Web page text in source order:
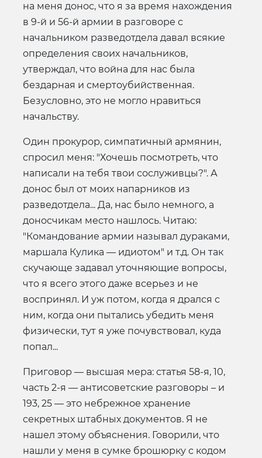
на меня донос, что я за время нахождения
в 9-й и 56-й армии в разговоре с
начальником разведотдела давал всякие
определения своих начальников,
утверждал, что война для нас была
бездарная и смертоубийственная.
Безусловно, это не могло нравиться
начальству.
Один прокурор, симпатичный армянин,
спросил меня: "Хочешь посмотреть, что
написали на тебя твои сослуживцы?". А
донос был от моих напарников из
разведотдела... Да, нас было немного, а
доносчикам место нашлось. Читаю:
"Командование армии называл дураками,
маршала Кулика — идиотом" и т.д. Он так
скучающе задавал уточняющие вопросы,
что я всего этого даже всерьез и не
воспринял. И уж потом, когда я дрался с
ним, когда они пытались убедить меня
физически, тут я уже почувствовал, куда
попал...
Приговор — высшая мера: статья 58-я, 10,
часть 2-я — антисоветские разговоры – и
193, 25 — это небрежное хранение
секретных штабных документов. Я не
нашел этому объяснения. Говорили, что
нашли у меня в сумке брошюрку с кодом